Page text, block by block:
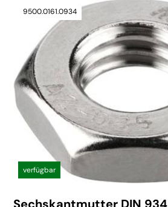
9500.0161.0934
verfügbar